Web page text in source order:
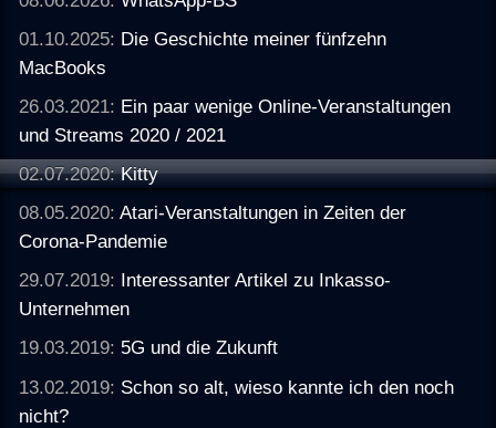
01.10.2025: Die Geschichte meiner fünfzehn
MacBooks
26.03.2021: Ein paar wenige Online-Veranstaltungen
und Streams 2020 / 2021
02.07.2020:Kitty
08.05.2020:Atari-Veranstaltungen in Zeiten der
Corona-Pandemie
29.07.2019: Interessanter Artikel zu Inkasso-
Unternehmen
19.03.2019: 5G und die Zukunft
13.02.2019: Schon so alt, wieso kannte ich den noch
nicht?